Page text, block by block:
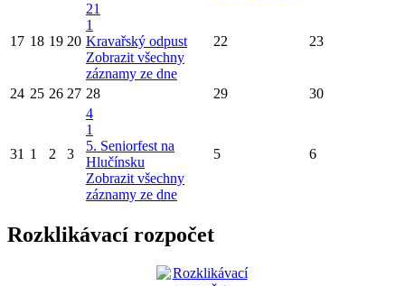
17 18 19 20
21
1
Kravařský odpust
Zobrazit všechny
záznamy ze dne
22 23
24 25 26 27 28 29 30
31 1 2 3
4
1
5. Seniorfest na
Hlučínsku
Zobrazit všechny
záznamy ze dne
5 6
Rozklikávací rozpočet